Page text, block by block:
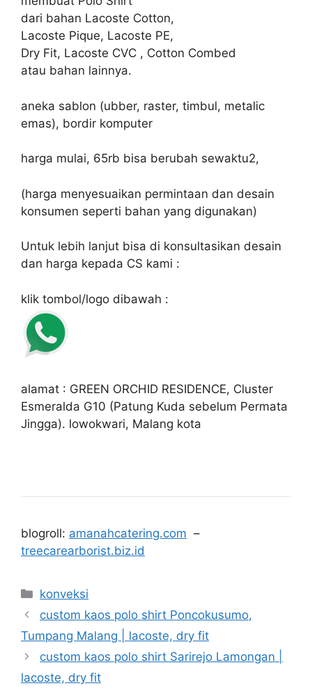
dari bahan Lacoste Cotton,
Lacoste Pique, Lacoste PE,
Dry Fit, Lacoste CVC , Cotton Combed
atau bahan lainnya.
aneka sablon (ubber, raster, timbul, metalic
emas), bordir komputer
harga mulai, 65rb bisa berubah sewaktu2,
(harga menyesuaikan permintaan dan desain
konsumen seperti bahan yang digunakan)
Untuk lebih lanjut bisa di konsultasikan desain
dan harga kepada CS kami :
klik tombol/logo dibawah :
alamat : GREEN ORCHID RESIDENCE, Cluster
Esmeralda G10 (Patung Kuda sebelum Permata
Jingga). lowokwari, Malang kota
blogroll: amanahcatering.com –
treecarearborist.biz.id
Categories
konveksi
custom kaos polo shirt Poncokusumo,
Tumpang Malang | lacoste, dry fit
custom kaos polo shirt Sarirejo Lamongan |
lacoste, dry fit